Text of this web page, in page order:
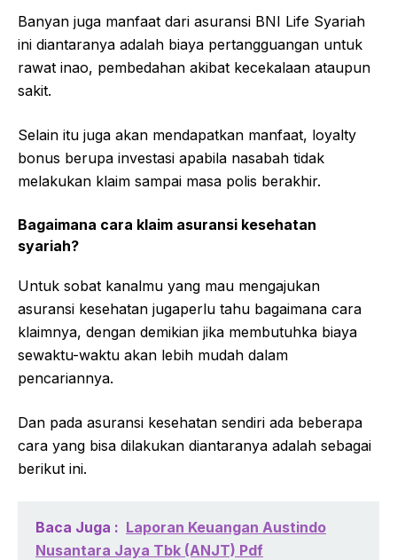
Banyan juga manfaat dari asuransi BNI Life Syariah
ini diantaranya adalah biaya pertangguangan untuk
rawat inao, pembedahan akibat kecekalaan ataupun
sakit.
Selain itu juga akan mendapatkan manfaat, loyalty
bonus berupa investasi apabila nasabah tidak
melakukan klaim sampai masa polis berakhir.
Bagaimana cara klaim asuransi kesehatan
syariah?
Untuk sobat kanalmu yang mau mengajukan
asuransi kesehatan jugaperlu tahu bagaimana cara
klaimnya, dengan demikian jika membutuhka biaya
sewaktu-waktu akan lebih mudah dalam
pencariannya.
Dan pada asuransi kesehatan sendiri ada beberapa
cara yang bisa dilakukan diantaranya adalah sebagai
berikut ini.
Baca Juga : Laporan Keuangan Austindo
Nusantara Jaya Tbk (ANJT) Pdf